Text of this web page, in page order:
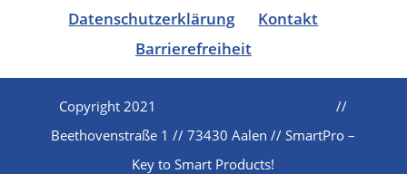
Datenschutzerklärung
Kontakt
Barrierefreiheit
Copyright 2021
//
Beethovenstraße 1 // 73430 Aalen // SmartPro –
Key to Smart Products!